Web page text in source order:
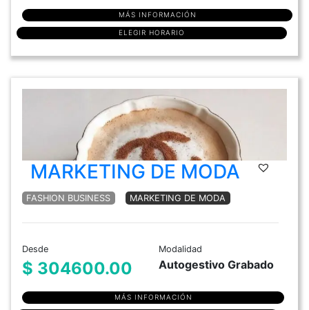
MÁS INFORMACIÓN
ELEGIR HORARIO
MARKETING DE MODA
FASHION BUSINESS MARKETING DE MODA
Desde
$ 304600.00
Modalidad
Autogestivo Grabado
MÁS INFORMACIÓN